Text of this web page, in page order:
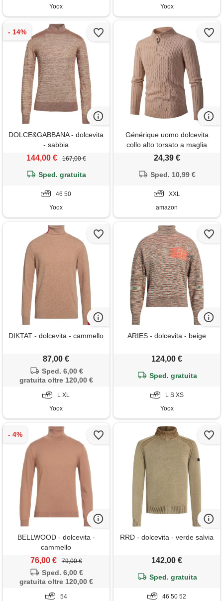
Yoox
Yoox
DOLCE&GABBANA - dolcevita
- sabbia
144,00 € 167,00 €
Sped. gratuita
46 50
Yoox
Générique uomo dolcevita
collo alto torsato a maglia
manica lunga top termico
maglia del corpo confortevole
dolcevita uomo
24,39 €
Sped. 10,99 €
XXL
amazon
DIKTAT - dolcevita - cammello
87,00 €
Sped. 6,00 €
gratuita oltre 120,00 €
L XL
Yoox
ARIES - dolcevita - beige
124,00 €
Sped. gratuita
L S XS
Yoox
BELLWOOD - dolcevita -
cammello
76,00 € 79,00 €
Sped. 6,00 €
gratuita oltre 120,00 €
54
RRD - dolcevita - verde salvia
142,00 €
Sped. gratuita
46 50 52